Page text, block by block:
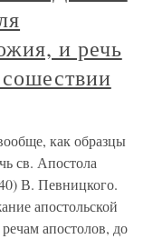
и речь
как образцы
св. Апостола
В. Певницкого.
апостольской
апостолов, до